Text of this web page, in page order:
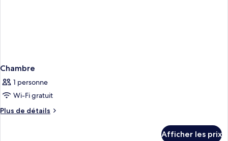
Chambre
1 personne
Wi-Fi gratuit
Plus de détails
Plus
Afficher les prix